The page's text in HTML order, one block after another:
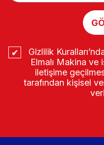
Gizlilik
Elmalı Makina ve
iletişime
tarafından kişisel